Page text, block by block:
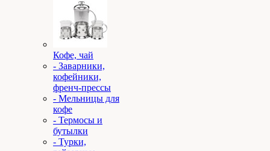
Кофе, чай
- Заварники,
кофейники,
френч-прессы
- Мельницы для
кофе
- Термосы и
бутылки
- Турки,